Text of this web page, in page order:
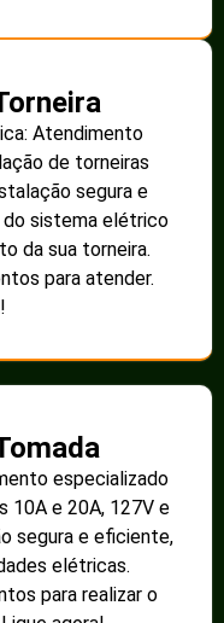
Atendimento
de torneiras
segura e
sistema elétrico
da sua torneira.
para atender.
especializado
10A e 20A, 127V e
segura e eficiente,
elétricas.
para realizar o